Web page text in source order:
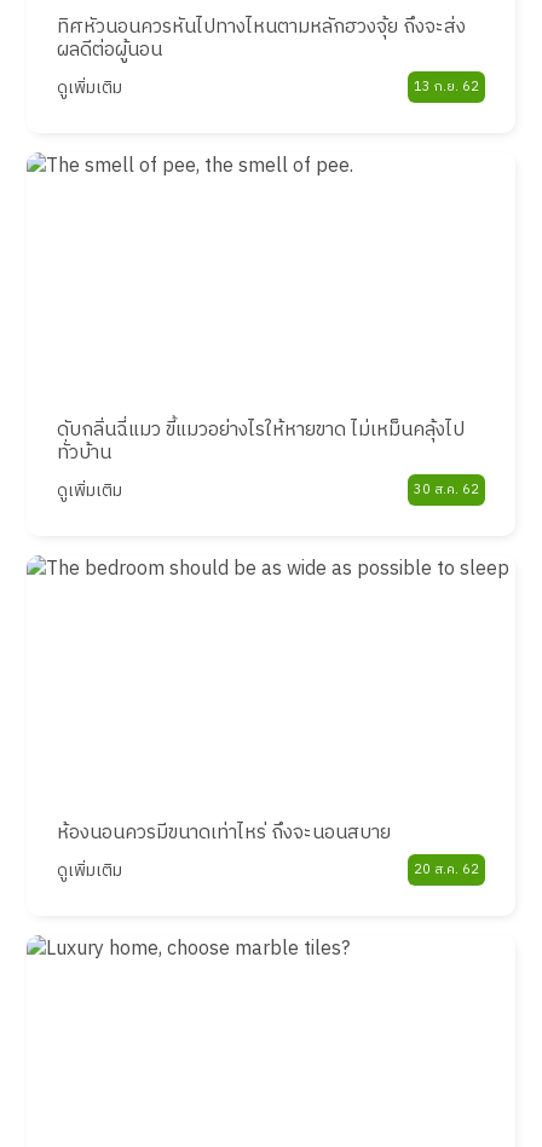
ทิศหัวนอนควรหันไปทางไหนตามหลักฮวงจุ้ย ถึงจะส่ง
ผลดีต่อผู้นอน
ดูเพิ่มเติม 13 ก.ย. 62
ดับกลิ่นฉี่แมว ขี้แมวอย่างไรให้หายขาด ไม่เหม็นคลุ้งไป
ทั่วบ้าน
ดูเพิ่มเติม 30 ส.ค. 62
ห้องนอนควรมีขนาดเท่าไหร่ ถึงจะนอนสบาย
ดูเพิ่มเติม 20 ส.ค. 62